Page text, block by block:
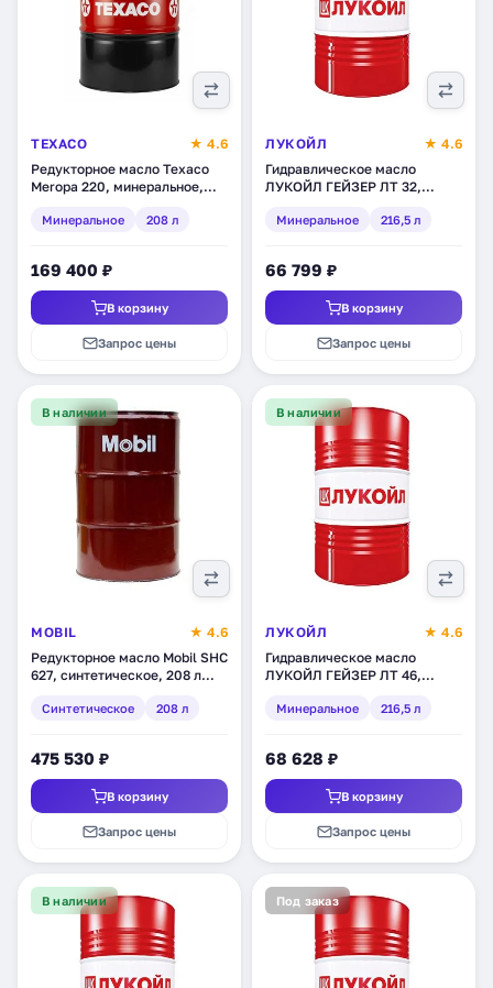
TEXACO
★ 4.6
Редукторное масло Texaco
Meropa 220, минеральное,
Минеральное 208 л
169 400 ₽
В корзину
Запрос цены
ЛУКОЙЛ
★ 4.6
Гидравлическое масло
ЛУКОЙЛ ГЕЙЗЕР ЛТ 32,
Минеральное 216,5 л
66 799 ₽
В корзину
Запрос цены
В наличии
MOBIL
★ 4.6
Редукторное масло Mobil SHC
627, синтетическое, 208 л
Синтетическое 208 л
475 530 ₽
В корзину
Запрос цены
В наличии
ЛУКОЙЛ
★ 4.6
Гидравлическое масло
ЛУКОЙЛ ГЕЙЗЕР ЛТ 46,
Минеральное 216,5 л
68 628 ₽
В корзину
Запрос цены
В наличии Под заказ